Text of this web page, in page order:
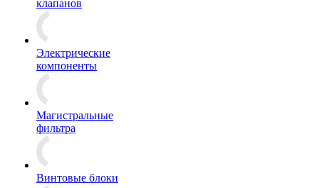
клапанов
Электрические
компоненты
Магистральные
фильтра
Винтовые блоки